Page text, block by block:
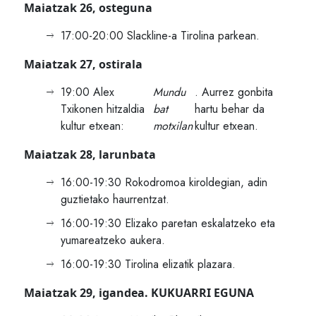
Maiatzak 26, osteguna
17:00-20:00 Slackline-a Tirolina parkean.
Maiatzak 27, ostirala
19:00 Alex
Txikonen hitzaldia
kultur etxean:
Mundu
bat
motxilan
. Aurrez gonbita
hartu behar da
kultur etxean.
Maiatzak 28, larunbata
16:00-19:30 Rokodromoa kiroldegian, adin
guztietako haurrentzat.
16:00-19:30 Elizako paretan eskalatzeko eta
yumareatzeko aukera.
16:00-19:30 Tirolina elizatik plazara.
Maiatzak 29, igandea. KUKUARRI EGUNA